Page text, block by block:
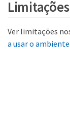
Ver limitações
a usar o ambiente